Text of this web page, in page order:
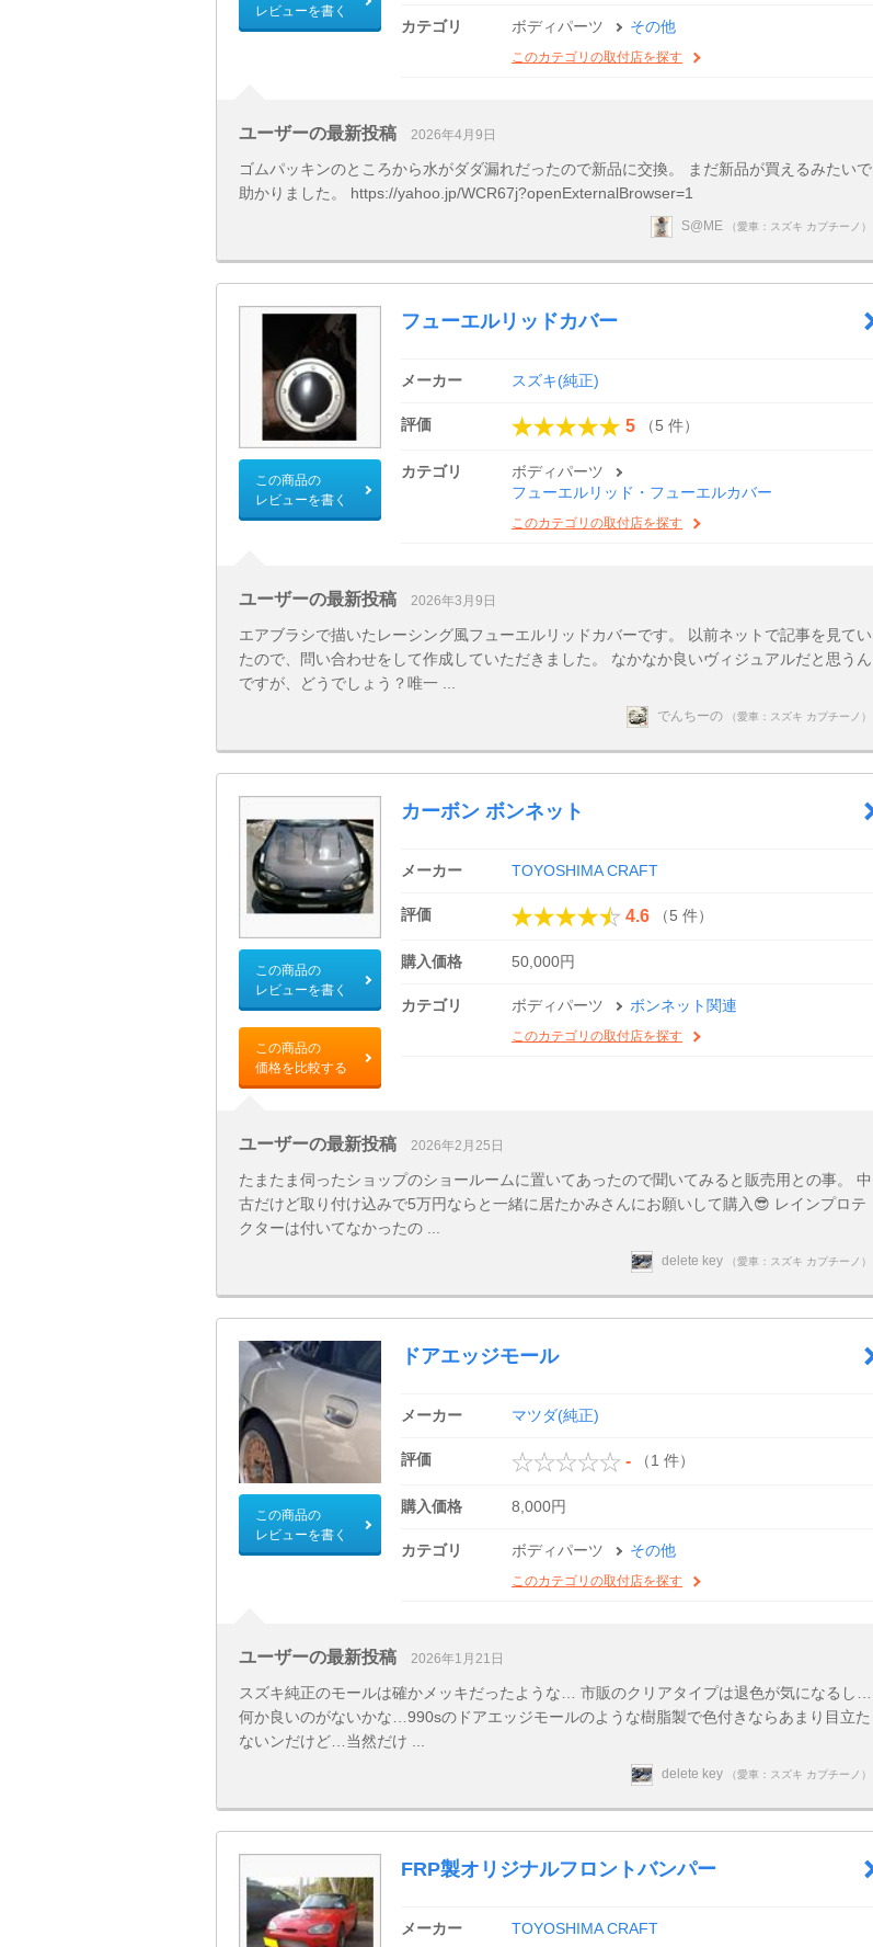
レビューを書く
カテゴリ ボディパーツ その他
このカテゴリの取付店を探す
ユーザーの最新投稿 2026年4月9日
ゴムパッキンのところから水がダダ漏れだったので新品に交換。 まだ新品が買えるみたいで
助かりました。 https://yahoo.jp/WCR67j?openExternalBrowser=1
S@ME （愛車：スズキ カプチーノ）
この商品の
レビューを書く
フューエルリッドカバー
メーカー スズキ(純正)
評価 5 （5 件）
カテゴリ
ボディパーツ
フューエルリッド・フューエルカバー
このカテゴリの取付店を探す
ユーザーの最新投稿 2026年3月9日
エアブラシで描いたレーシング風フューエルリッドカバーです。 以前ネットで記事を見てい
たので、問い合わせをして作成していただきました。 なかなか良いヴィジュアルだと思うん
ですが、どうでしょう？唯一 ...
でんちーの （愛車：スズキ カプチーノ）
この商品の
レビューを書く
この商品の
価格を比較する
カーボン ボンネット
メーカー TOYOSHIMA CRAFT
評価 4.6 （5 件）
購入価格 50,000円
カテゴリ ボディパーツ ボンネット関連
このカテゴリの取付店を探す
ユーザーの最新投稿 2026年2月25日
たまたま伺ったショップのショールームに置いてあったので聞いてみると販売用との事。 中
古だけど取り付け込みで5万円ならと一緒に居たかみさんにお願いして購入😎 レインプロテ
クターは付いてなかったの ...
delete key （愛車：スズキ カプチーノ）
この商品の
レビューを書く
ドアエッジモール
メーカー マツダ(純正)
評価 - （1 件）
購入価格 8,000円
カテゴリ ボディパーツ その他
このカテゴリの取付店を探す
ユーザーの最新投稿 2026年1月21日
スズキ純正のモールは確かメッキだったような… 市販のクリアタイプは退色が気になるし…
何か良いのがないかな…990sのドアエッジモールのような樹脂製で色付きならあまり目立た
ないンだけど…当然だけ ...
delete key （愛車：スズキ カプチーノ）
FRP製オリジナルフロントバンパー
メーカー TOYOSHIMA CRAFT